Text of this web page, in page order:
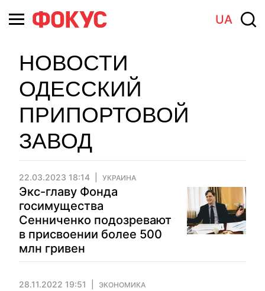
UA
НОВОСТИ
ОДЕССКИЙ
ПРИПОРТОВОЙ
ЗАВОД
22.03.2023 18:14 УКРАИНА
Экс-главу Фонда
госимущества
Сенниченко подозревают
в присвоении более 500
млн гривен
28.11.2022 19:51 ЭКОНОМИКА